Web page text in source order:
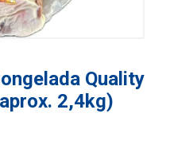
Quality
2,4kg)